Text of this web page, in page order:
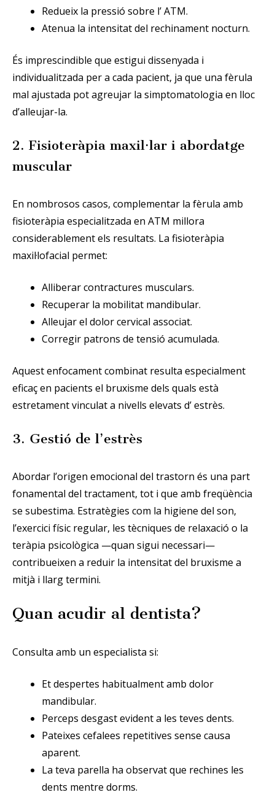
Redueix la pressió sobre l’ ATM.
Atenua la intensitat del rechinament nocturn.
És imprescindible que estigui dissenyada i
individualitzada per a cada pacient, ja que una fèrula
mal ajustada pot agreujar la simptomatologia en lloc
d’alleujar-la.
2. Fisioteràpia maxil·lar i abordatge
muscular
En nombrosos casos, complementar la fèrula amb
fisioteràpia especialitzada en ATM millora
considerablement els resultats. La fisioteràpia
maxil·lofacial permet:
Alliberar contractures musculars.
Recuperar la mobilitat mandibular.
Alleujar el dolor cervical associat.
Corregir patrons de tensió acumulada.
Aquest enfocament combinat resulta especialment
eficaç en pacients el bruxisme dels quals està
estretament vinculat a nivells elevats d’ estrès.
3. Gestió de l’estrès
Abordar l’origen emocional del trastorn és una part
fonamental del tractament, tot i que amb freqüència
se subestima. Estratègies com la higiene del son,
l’exercici físic regular, les tècniques de relaxació o la
teràpia psicològica —quan sigui necessari—
contribueixen a reduir la intensitat del bruxisme a
mitjà i llarg termini.
Quan acudir al dentista?
Consulta amb un especialista si:
Et despertes habitualment amb dolor
mandibular.
Perceps desgast evident a les teves dents.
Pateixes cefalees repetitives sense causa
aparent.
La teva parella ha observat que rechines les
dents mentre dorms.